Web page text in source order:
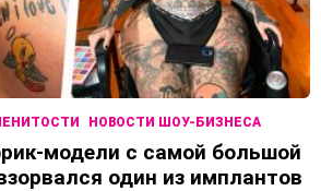
НОВОСТИ ШОУ-БИЗНЕСА
модели с самой большой
один из имплантов